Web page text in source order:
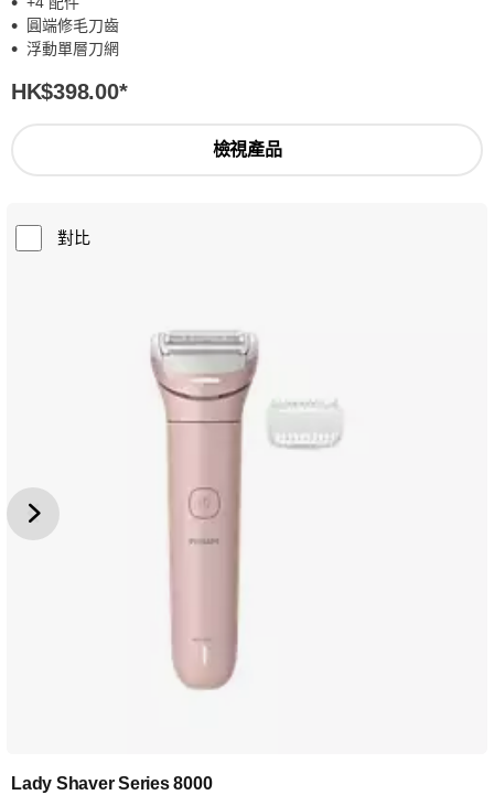
圓端修毛刀齒
浮動單層刀網
HK$398.00*
檢視產品
對比
Lady Shaver Series 8000